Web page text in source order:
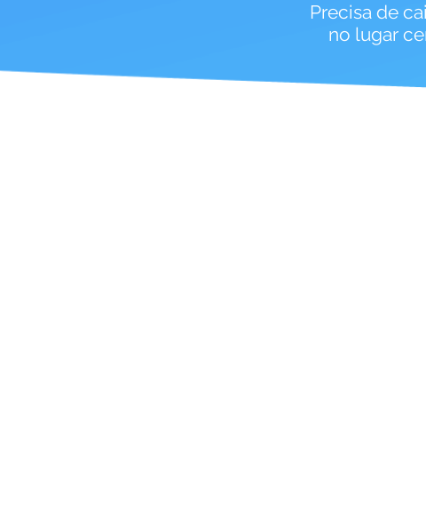
Precisa de
no lugar